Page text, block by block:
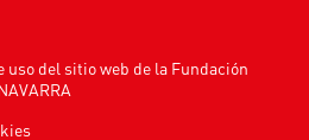
uso del sitio web de la Fundación